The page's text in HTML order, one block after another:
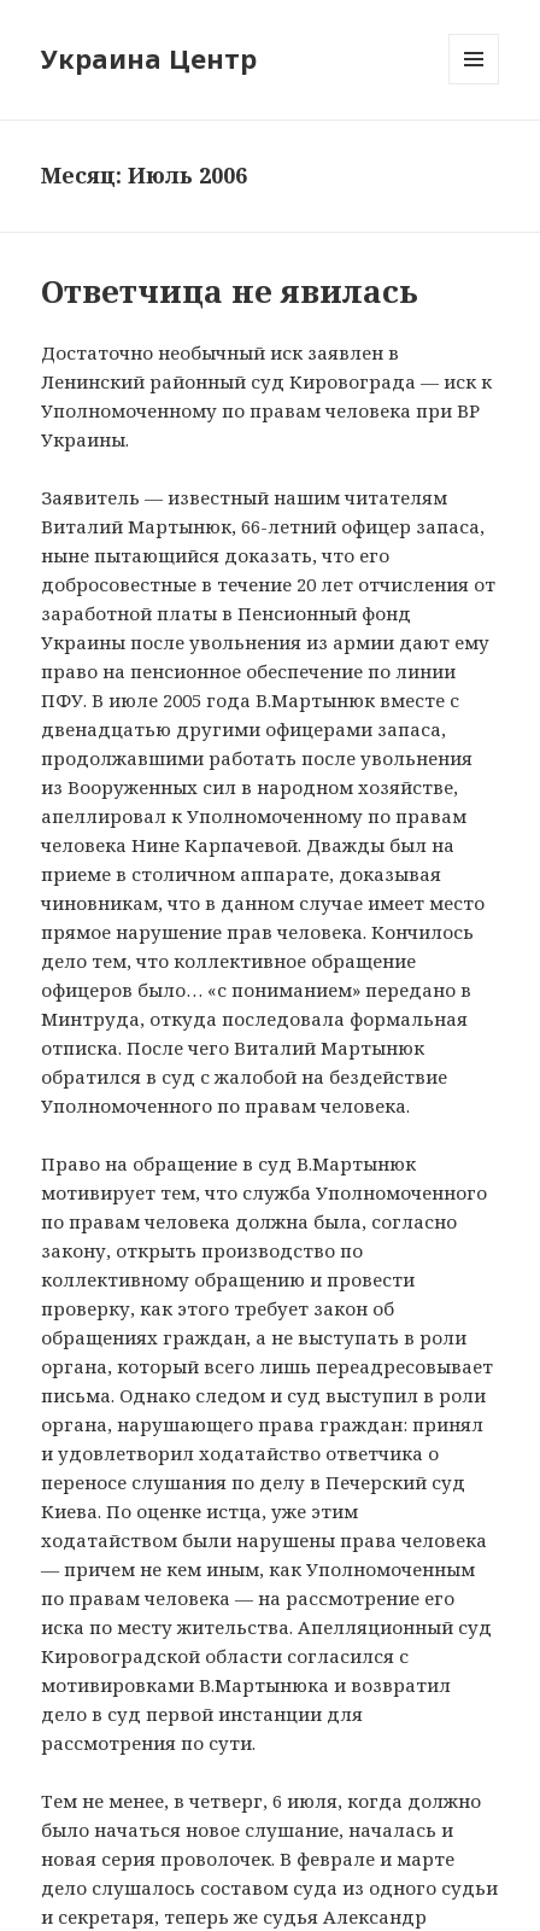
Украина Центр
Месяц: Июль 2006
Ответчица не явилась
Достаточно необычный иск заявлен в
Ленинский районный суд Кировограда — иск к
Уполномоченному по правам человека при ВР
Украины.
Заявитель — известный нашим читателям
Виталий Мартынюк, 66-летний офицер запаса,
ныне пытающийся доказать, что его
добросовестные в течение 20 лет отчисления от
заработной платы в Пенсионный фонд
Украины после увольнения из армии дают ему
право на пенсионное обеспечение по линии
ПФУ. В июле 2005 года В.Мартынюк вместе с
двенадцатью другими офицерами запаса,
продолжавшими работать после увольнения
из Вооруженных сил в народном хозяйстве,
апеллировал к Уполномоченному по правам
человека Нине Карпачевой. Дважды был на
приеме в столичном аппарате, доказывая
чиновникам, что в данном случае имеет место
прямое нарушение прав человека. Кончилось
дело тем, что коллективное обращение
офицеров было… «с пониманием» передано в
Минтруда, откуда последовала формальная
отписка. После чего Виталий Мартынюк
обратился в суд с жалобой на бездействие
Уполномоченного по правам человека.
Право на обращение в суд В.Мартынюк
мотивирует тем, что служба Уполномоченного
по правам человека должна была, согласно
закону, открыть производство по
коллективному обращению и провести
проверку, как этого требует закон об
обращениях граждан, а не выступать в роли
органа, который всего лишь переадресовывает
письма. Однако следом и суд выступил в роли
органа, нарушающего права граждан: принял
и удовлетворил ходатайство ответчика о
переносе слушания по делу в Печерский суд
Киева. По оценке истца, уже этим
ходатайством были нарушены права человека
— причем не кем иным, как Уполномоченным
по правам человека — на рассмотрение его
иска по месту жительства. Апелляционный суд
Кировоградской области согласился с
мотивировками В.Мартынюка и возвратил
дело в суд первой инстанции для
рассмотрения по сути.
Тем не менее, в четверг, 6 июля, когда должно
было начаться новое слушание, началась и
новая серия проволочек. В феврале и марте
дело слушалось составом суда из одного судьи
и секретаря, теперь же судья Александр